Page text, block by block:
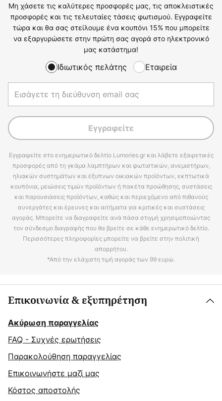
Μη χάσετε τις καλύτερες προσφορές μας, τις αποκλειστικές
προσφορές και τις τελευταίες τάσεις φωτισμού. Εγγραφείτε
τώρα και θα σας στείλουμε ένα κουπόνι 15% που μπορείτε
να εξαργυρώσετε στην πρώτη σας αγορά στο ηλεκτρονικό
μας κατάστημα!
Ιδιωτικός πελάτης Εταιρεία
Εγγραφείτε
Εγγραφείτε στο ενημερωτικό δελτίο Lumories.gr και λάβετε εξαιρετικές
προσφορές από τη γκάμα λαμπτήρων και φωτιστικών, ανεμιστήρων,
ηλιακών συστημάτων και έξυπνων οικιακών προϊόντων, εκπτωτικά
κουπόνια, μειώσεις τιμών προϊόντων ή πακέτα προώθησης, συστάσεις
και παρουσιάσεις προϊόντων, καθώς και περιεχόμενο από πιθανούς
συνεργάτες και έρευνες και αιτήματα για κριτικές και συστάσεις
αγοράς. Μπορείτε να διαγραφείτε ανά πάσα στιγμή χρησιμοποιώντας
τον σύνδεσμο διαγραφής που θα βρείτε σε κάθε ενημερωτικό δελτίο.
Περισσότερες πληροφορίες μπορείτε να βρείτε στην πολιτική
απορρήτου.
*Από την ελάχιστη τιμή αγοράς των 99 ευρώ.
Επικοινωνία & εξυπηρέτηση
Ακύρωση παραγγελίας
FAQ - Συχνές ερωτήσεις
Παρακολούθηση παραγγελίας
Επικοινωνήστε μαζί μας
Κόστος αποστολής